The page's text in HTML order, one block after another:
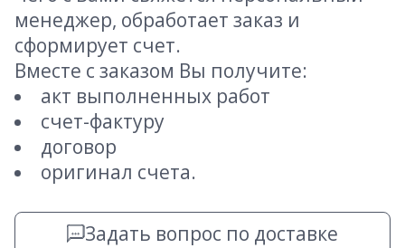
менеджер, обработает заказ и
сформирует счет.
Вместе с заказом Вы получите:
акт выполненных работ
счет-фактуру
договор
оригинал счета.
Задать вопрос по доставке